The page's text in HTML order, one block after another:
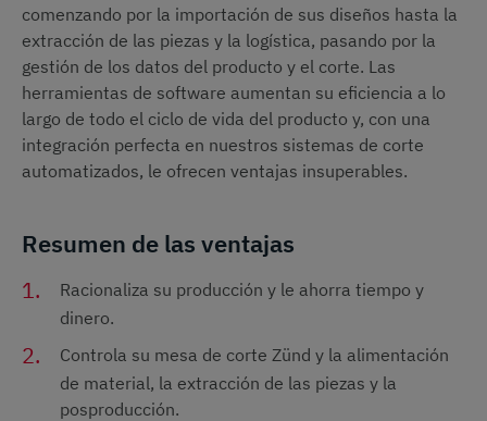
comenzando por la importación de sus diseños hasta la
extracción de las piezas y la logística, pasando por la
gestión de los datos del producto y el corte. Las
herramientas de software aumentan su eficiencia a lo
largo de todo el ciclo de vida del producto y, con una
integración perfecta en nuestros sistemas de corte
automatizados, le ofrecen ventajas insuperables.
Resumen de las ventajas
Racionaliza su producción y le ahorra tiempo y
dinero.
Controla su mesa de corte Zünd y la alimentación
de material, la extracción de las piezas y la
posproducción.